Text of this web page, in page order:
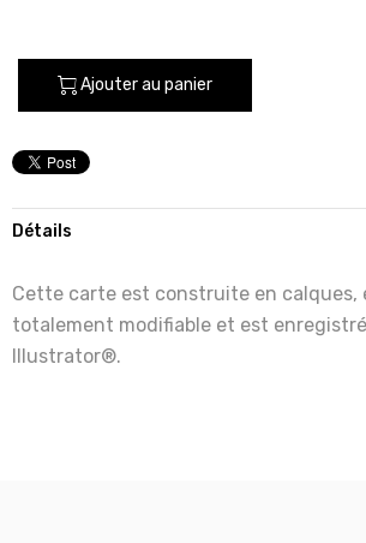
Ajouter au panier
Détails
Cette carte est construite en calques,
totalement modifiable et est
Illustrator®.